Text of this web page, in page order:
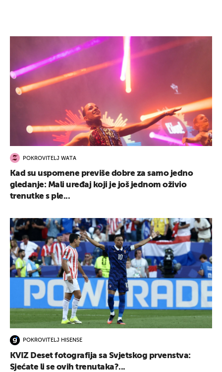
POKROVITELJ WATA
Kad su uspomene previše dobre za samo jedno
gledanje: Mali uređaj koji je još jednom oživio
trenutke s ple...
POKROVITELJ HISENSE
KVIZ Deset fotografija sa Svjetskog prvenstva:
Sjećate li se ovih trenutaka?...